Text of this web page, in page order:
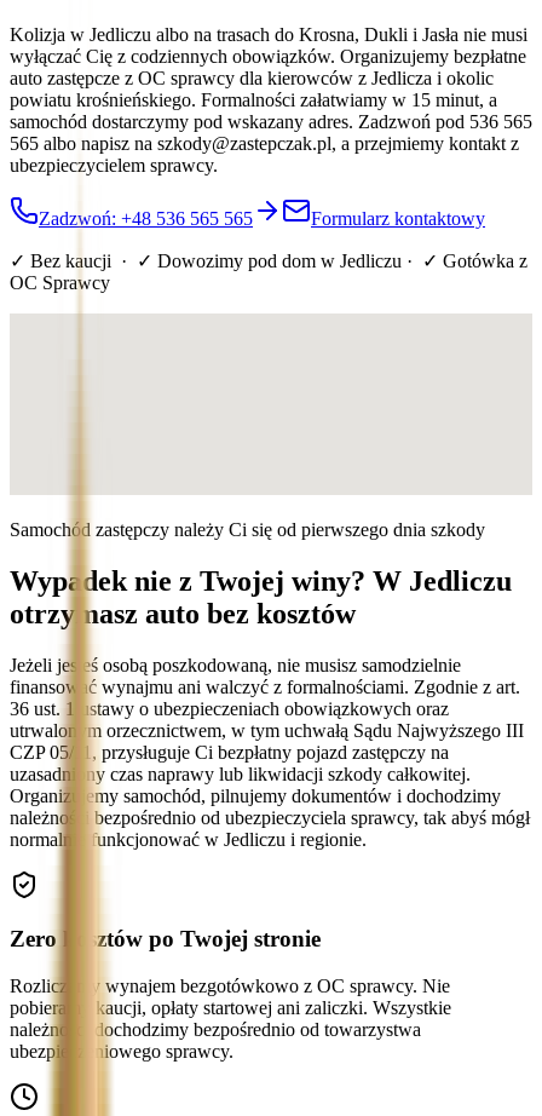
Kolizja w Jedliczu albo na trasach do Krosna, Dukli i Jasła nie musi
wyłączać Cię z codziennych obowiązków. Organizujemy bezpłatne
auto zastępcze z OC sprawcy dla kierowców z Jedlicza i okolic
powiatu krośnieńskiego. Formalności załatwiamy w 15 minut, a
samochód dostarczymy pod wskazany adres. Zadzwoń pod 536 565
565 albo napisz na szkody@zastepczak.pl, a przejmiemy kontakt z
ubezpieczycielem sprawcy.
Zadzwoń: +48 536 565 565 Formularz kontaktowy
✓ Bez kaucji · ✓ Dowozimy pod dom w Jedliczu · ✓ Gotówka z
OC Sprawcy
Samochód zastępczy należy Ci się od pierwszego dnia szkody
Wypadek nie z Twojej winy? W Jedliczu
otrzymasz auto bez kosztów
Jeżeli jesteś osobą poszkodowaną, nie musisz samodzielnie
finansować wynajmu ani walczyć z formalnościami. Zgodnie z art.
36 ust. 1 ustawy o ubezpieczeniach obowiązkowych oraz
utrwalonym orzecznictwem, w tym uchwałą Sądu Najwyższego III
CZP 05/11, przysługuje Ci bezpłatny pojazd zastępczy na
uzasadniony czas naprawy lub likwidacji szkody całkowitej.
Organizujemy samochód, pilnujemy dokumentów i dochodzimy
należności bezpośrednio od ubezpieczyciela sprawcy, tak abyś mógł
normalnie funkcjonować w Jedliczu i regionie.
Zero kosztów po Twojej stronie
Rozliczamy wynajem bezgotówkowo z OC sprawcy. Nie
pobieramy kaucji, opłaty startowej ani zaliczki. Wszystkie
należności dochodzimy bezpośrednio od towarzystwa
ubezpieczeniowego sprawcy.